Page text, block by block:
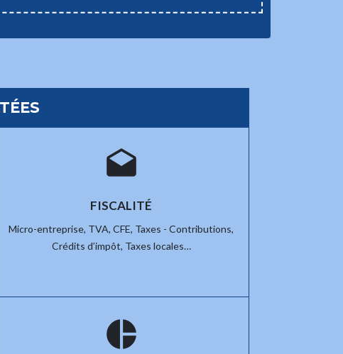
drafts
FISCALITÉ
Micro-entreprise, TVA,CFE, Taxes - Contributions,
Crédits d’impôt, Taxes locales…
pie_chart